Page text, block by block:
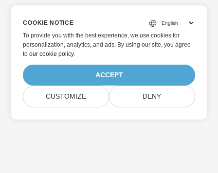
COOKIE NOTICE
To provide you with the best experience, we use cookies for
personalization, analytics, and ads. By using our site, you agree
toour cookie policy.
ACCEPT
CUSTOMIZE DENY